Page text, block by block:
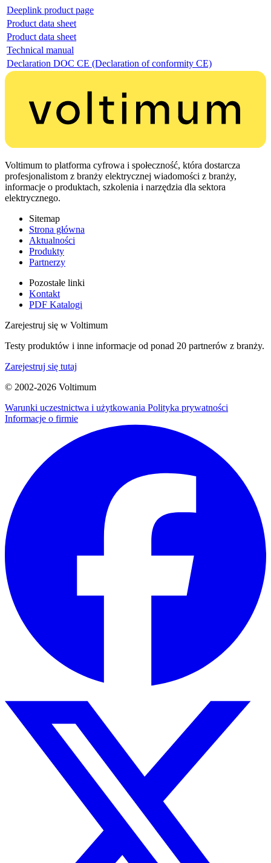
Deeplink product page
Product data sheet
Product data sheet
Technical manual
Declaration DOC CE (Declaration of conformity CE)
Voltimum to platforma cyfrowa i społeczność, która dostarcza
profesjonalistom z branży elektrycznej wiadomości z branży,
informacje o produktach, szkolenia i narzędzia dla sektora
elektrycznego.
Sitemap
Strona główna
Aktualności
Produkty
Partnerzy
Pozostałe linki
Kontakt
PDF Katalogi
Zarejestruj się w Voltimum
Testy produktów i inne informacje od ponad 20 partnerów z branży.
Zarejestruj się tutaj
© 2002-2026 Voltimum
Warunki uczestnictwa i użytkowania Polityka prywatności
Informacje o firmie